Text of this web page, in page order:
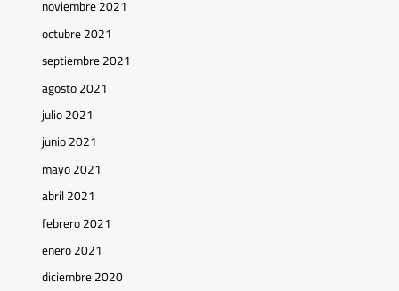
noviembre 2021
octubre 2021
septiembre 2021
agosto 2021
julio 2021
junio 2021
mayo 2021
abril 2021
febrero 2021
enero 2021
diciembre 2020